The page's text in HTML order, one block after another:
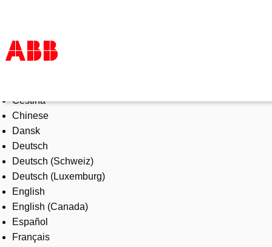
Products & Solutions
Industries
Services
About us
Where to buy
Contact us
Careers
Čeština
Chinese
Dansk
Deutsch
Deutsch (Schweiz)
Deutsch (Luxemburg)
English
English (Canada)
Español
Français